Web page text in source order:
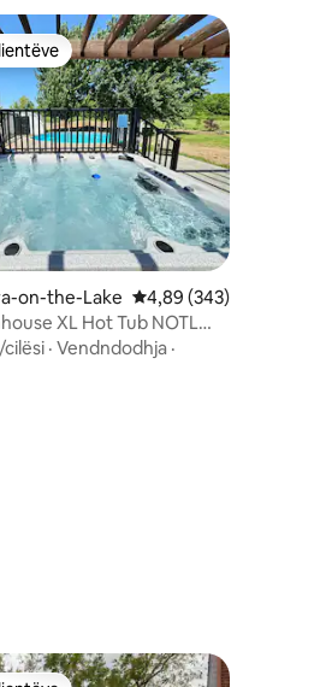
138 vlerësime
on-the-Lake Vlerësimi mesatar
4,89 (343)
Tub NOTL
· Vendndodhja ·